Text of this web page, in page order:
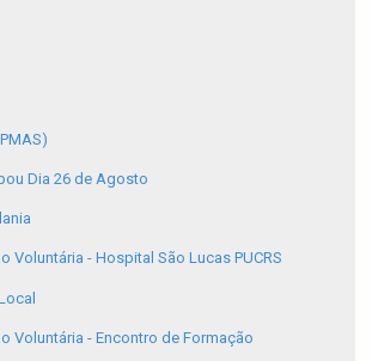
Dia 26 de Agosto
Voluntária - Hospital São Lucas PUCRS
Voluntária - Encontro de Formação